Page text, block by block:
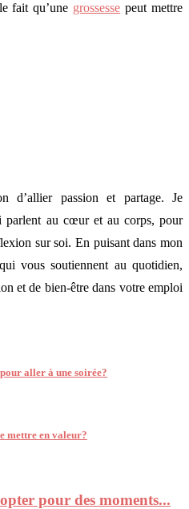
fait qu’une grossesse peut mettre
d’allier passion et partage. Je
parlent au cœur et au corps, pour
sur soi. En puisant dans mon
vous soutiennent au quotidien,
et de bien-être dans votre emploi
aller à une soirée?
mettre en valeur?
pour des moments...